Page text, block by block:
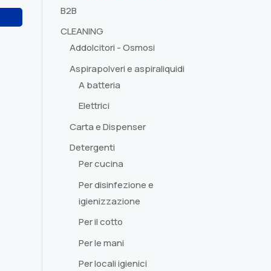
Questo
prodotto
B2B
CLEANING
Addolcitori - Osmosi
Aspirapolveri e aspiraliquidi
A batteria
Elettrici
Carta e Dispenser
Detergenti
Per cucina
Per disinfezione e
igienizzazione
Per il cotto
Per le mani
Per locali igienici